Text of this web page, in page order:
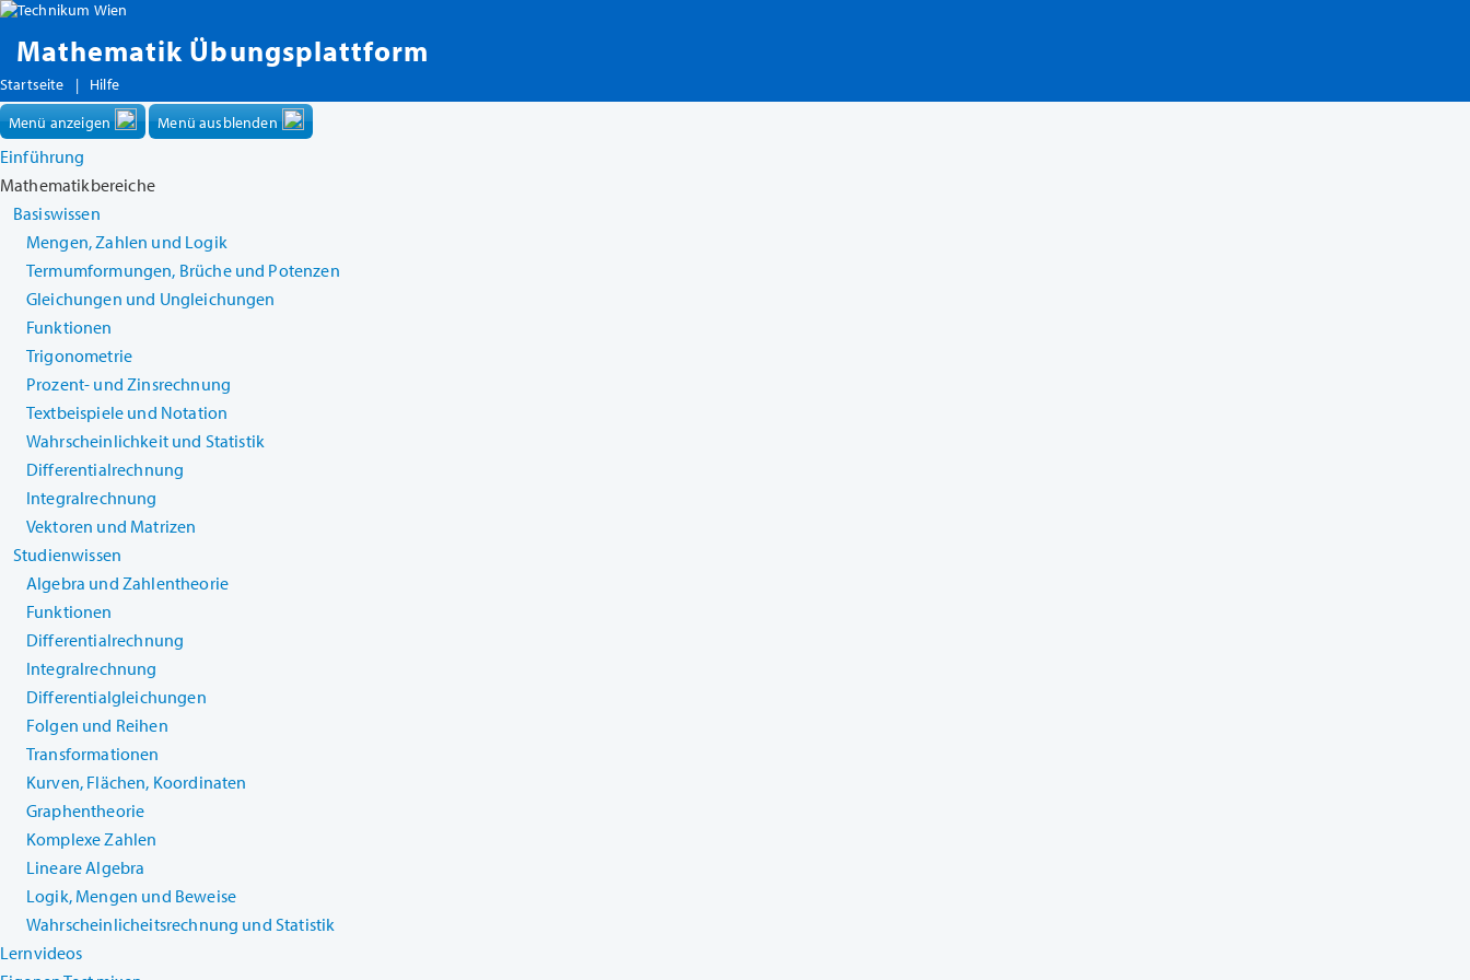
Mathematik Übungsplattform
Startseite | Hilfe
Menü anzeigen Menü ausblenden
Einführung
Mathematikbereiche
Basiswissen
Mengen, Zahlen und Logik
Termumformungen, Brüche und Potenzen
Gleichungen und Ungleichungen
Funktionen
Trigonometrie
Prozent- und Zinsrechnung
Textbeispiele und Notation
Wahrscheinlichkeit und Statistik
Differentialrechnung
Integralrechnung
Vektoren und Matrizen
Studienwissen
Algebra und Zahlentheorie
Funktionen
Differentialrechnung
Integralrechnung
Differentialgleichungen
Folgen und Reihen
Transformationen
Kurven, Flächen, Koordinaten
Graphentheorie
Komplexe Zahlen
Lineare Algebra
Logik, Mengen und Beweise
Wahrscheinlicheitsrechnung und Statistik
Lernvideos